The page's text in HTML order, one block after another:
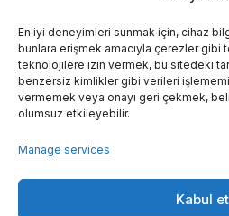
En iyi deneyimleri sunmak için, cihaz
bunlara erişmek amacıyla çerezler gibi
teknolojilere izin vermek, bu sitedeki
benzersiz kimlikler gibi verileri
vermemek veya onayı geri çekmek,
olumsuz etkileyebilir.
Manage services
Kabul et
Kalite politikamız